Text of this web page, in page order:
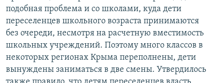
подобная проблема и со школами, куда дети
переселенцев школьного возраста принимаются
без очереди, несмотря на расчетную вместимость
школьных учреждений. Поэтому много классов в
некоторых регионах Крыма переполнены, дети
вынуждены заниматься в две смены. Утвердилось